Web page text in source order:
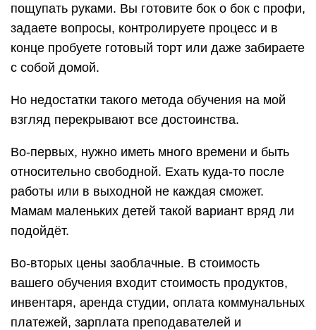
пощупать руками. Вы готовите бок о бок с профи,
задаете вопросы, контролируете процесс и в
конце пробуете готовый торт или даже забираете
с собой домой.
Но недостатки такого метода обучения на мой
взгляд перекрывают все достоинства.
Во-первых, нужно иметь много времени и быть
относительно свободной. Ехать куда-то после
работы или в выходной не каждая сможет.
Мамам маленьких детей такой вариант вряд ли
подойдёт.
Во-вторых цены заоблачные. В стоимость
вашего обучения входит стоимость продуктов,
инвентаря, аренда студии, оплата коммунальных
платежей, зарплата преподавателей и